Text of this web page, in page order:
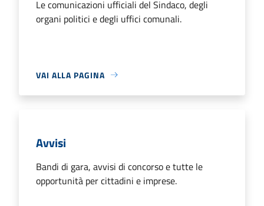
Le comunicazioni ufficiali del Sindaco, degli
organi politici e degli uffici comunali.
VAI ALLA PAGINA
Avvisi
Bandi di gara, avvisi di concorso e tutte le
opportunità per cittadini e imprese.